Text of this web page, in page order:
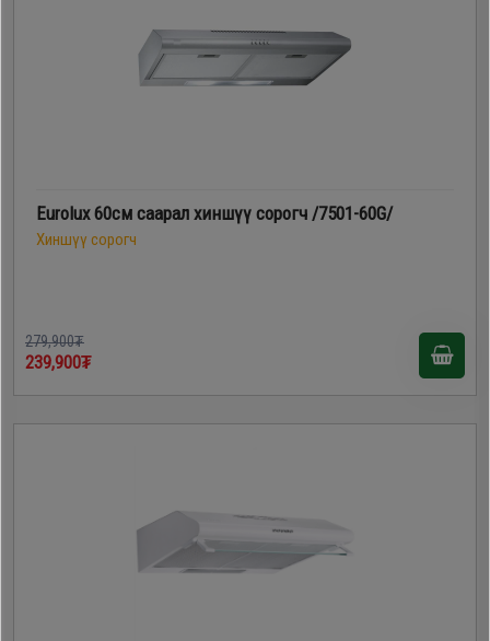
Eurolux 60см саарал хиншүү сорогч /7501-60G/
Хиншүү сорогч
279,900₮
239,900₮